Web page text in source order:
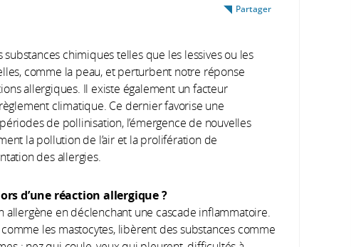
Partager
substances chimiques telles que les lessives ou les
comme la peau, et perturbent notre réponse
allergiques. Il existe également un facteur
climatique. Ce dernier favorise une
de pollinisation, l’émergence de nouvelles
la pollution de l’air et la prolifération de
des allergies.
d’une réaction allergique ?
allergène en déclenchant une cascade inflammatoire.
les mastocytes, libèrent des substances comme